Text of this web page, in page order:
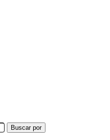
Buscar por